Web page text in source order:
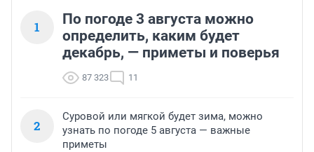
1
По погоде 3 августа можно
определить, каким будет
декабрь, — приметы и поверья
87 323 11
2
Суровой или мягкой будет зима, можно
узнать по погоде 5 августа — важные
приметы